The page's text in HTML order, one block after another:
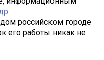
российском городе
его работы никак не